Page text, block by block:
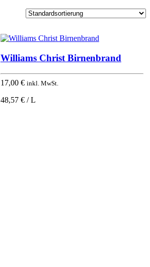
Williams Christ Birnenbrand
17,00 € inkl. MwSt.
48,57 € / L